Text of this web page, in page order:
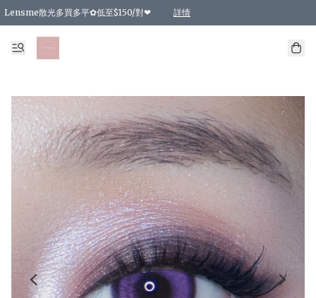
Lensme散光多買多平✿低至$150/對❤ 詳情
台灣Karacon⁩✧日拋 特價清貨❁⃘
日本韓國多款日/月拋現貨☼ 特價❤︎數量有限 售完即止
🇰🇷韓國多款月拋現貨 特價兩對$99✿數量有限 售完即止♫
精選商品，任選買2件或以上9 折；買4件或以上85 折；買6件或以上8 折
精選商品，任選買2件HKD 140.00；買4件HKD 260.00
精選商品，任選買2件HKD 190.00；買4件HKD 360.00
精選商品，任選買2件HKD 110.00；買4件HKD 180.00
精選商品，任選買2件HKD 170.00；買4件HKD 320.00
精選商品，任選買2件或以上減HKD 148.00
精選商品，任選買2件或以上減HKD 148.00
精選商品，任選買2件或以上95 折；買4件或以上9 折；買6件或以上85 折；買8件
精選商品，任選買12件或以上87 折
精選商品，任選買2件或以上減HKD 16.00；買4件或以上減HKD 32.00；買6
精選商品，任選買2件或以上95 折；買4件或以上9 折；買8件或以上85 折；買12
購物滿 HKD 800.00即享免運費優惠！（適用於 特定的送貨方式 )